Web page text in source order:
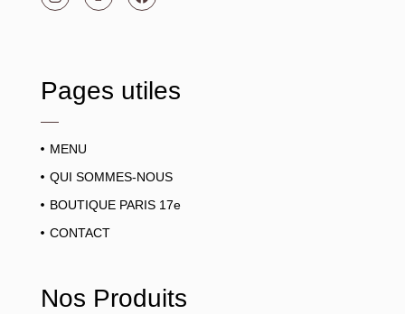
Pages utiles
MENU
QUI SOMMES-NOUS
BOUTIQUE PARIS 17e
CONTACT
Nos Produits